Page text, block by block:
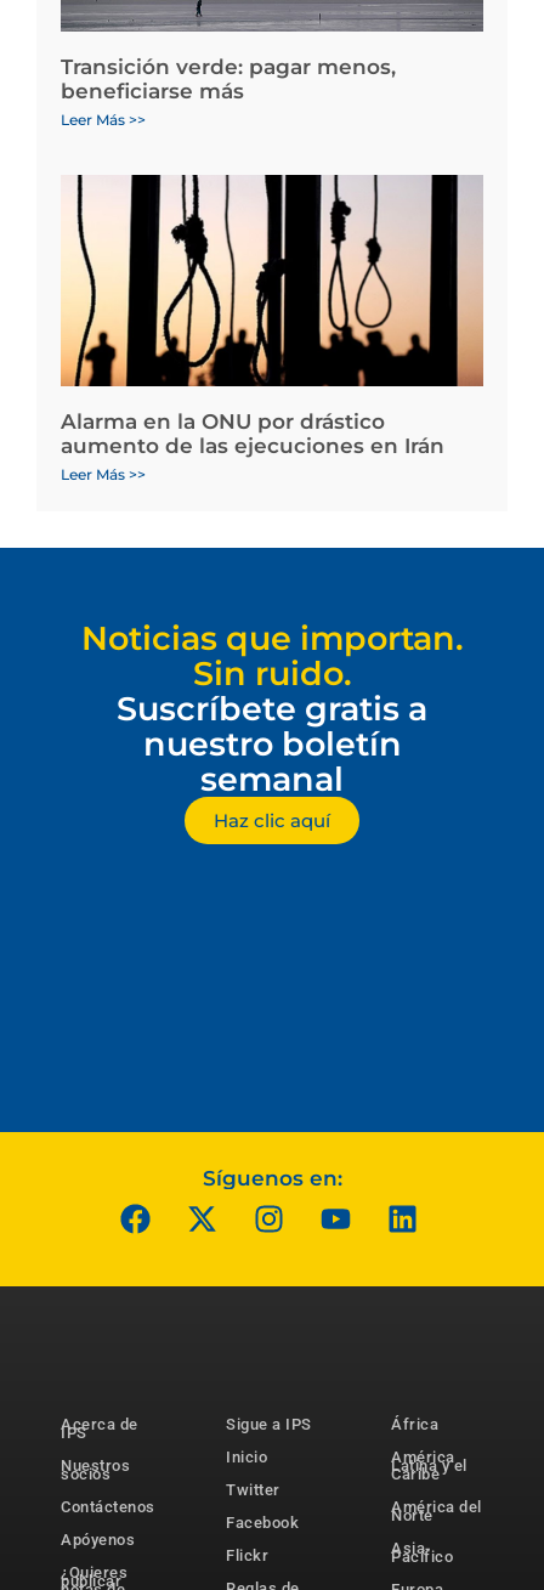
Transición verde: pagar menos,
beneficiarse más
Leer Más >>
Alarma en la ONU por drástico
aumento de las ejecuciones en Irán
Leer Más >>
Noticias que importan.
Sin ruido.
Suscríbete gratis a
nuestro boletín
semanal
Haz clic aquí
Síguenos en:
Acerca de
IPS
Nuestros
socios
Contáctenos
Apóyenos
¿Quieres
publicar
Sigue a IPS
Inicio
Twitter
Facebook
Flickr
África
América
Latina y el
Caribe
América del
Norte
Asia-
Pacífico